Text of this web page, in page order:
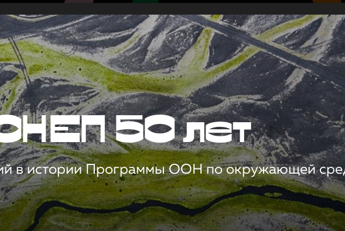
50 лет
в истории Программы ООН по окружающей